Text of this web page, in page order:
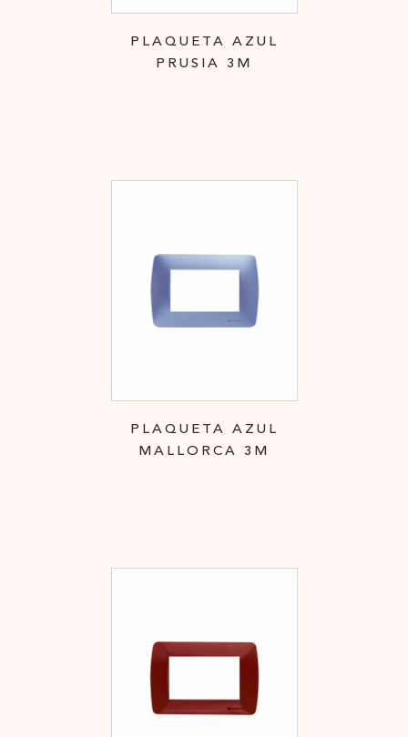
PLAQUETA AZUL
PRUSIA 3M
PLAQUETA AZUL
MALLORCA 3M